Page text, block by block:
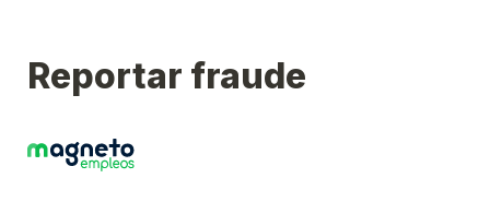
Reportar fraude